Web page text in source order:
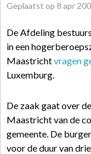
Geplaatst op 8 apr
De Afdeling
in een
Maastrichtvragen
Luxemburg.
De zaak gaat over
Maastricht van de
gemeente. De
voor de duur van